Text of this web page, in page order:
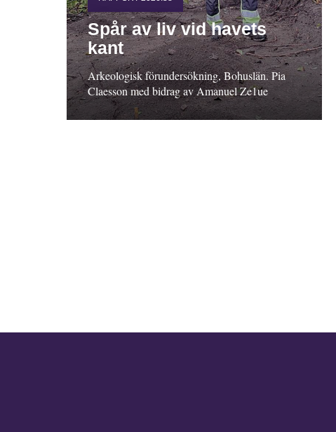
Spår av liv vid havets
kant
Arkeologisk förundersökning, Bohuslän. Pia
Claesson med bidrag av Amanuel Ze1ue